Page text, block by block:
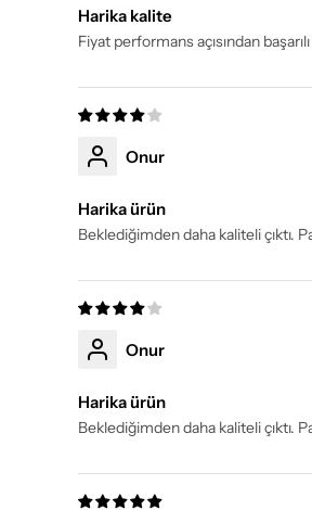
Harika kalite
Fiyat performans açısından
Onur
Harika ürün
Beklediğimden daha kaliteli
Onur
Harika ürün
Beklediğimden daha kaliteli